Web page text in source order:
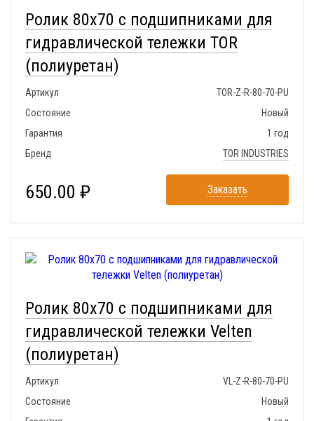
Ролик 80x70 с подшипниками для
гидравлической тележки TOR
(полиуретан)
Артикул
TOR-Z-R-80-70-PU
Состояние
Новый
Гарантия
1 год
Бренд
TOR INDUSTRIES
650.00 ₽ Заказать
Ролик 80x70 с подшипниками для
гидравлической тележки Velten
(полиуретан)
Артикул
VL-Z-R-80-70-PU
Состояние
Новый